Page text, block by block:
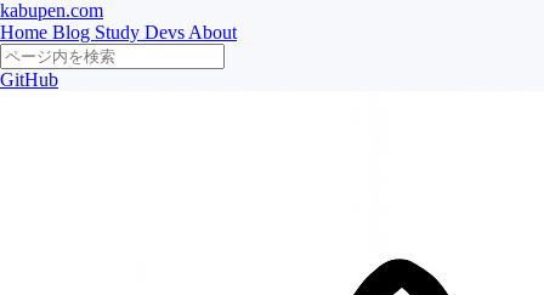
kabupen.com
Home Blog Study Devs About
GitHub